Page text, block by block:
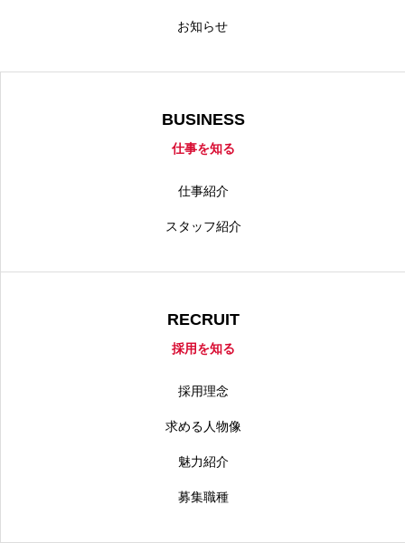
お知らせ
BUSINESS
仕事を知る
仕事紹介
スタッフ紹介
RECRUIT
採用を知る
採用理念
求める人物像
魅力紹介
募集職種